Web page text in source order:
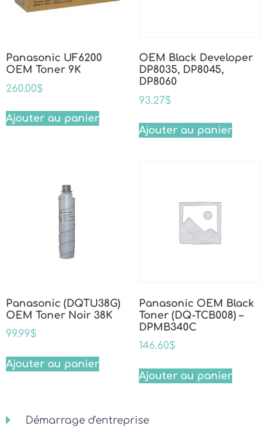
Panasonic UF6200
OEM Toner 9K
260.00$
Ajouter au panier
OEM Black Developer
DP8035, DP8045,
DP8060
93.27$
Ajouter au panier
Panasonic (DQTU38G)
OEM Toner Noir 38K
99.99$
Ajouter au panier
Panasonic OEM Black
Toner (DQ-TCB008) –
DPMB340C
146.60$
Ajouter au panier
Démarrage d'entreprise